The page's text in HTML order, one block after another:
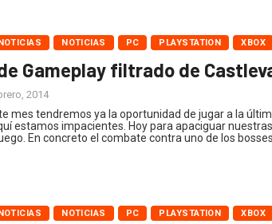
NOTICIAS NOTICIAS PC PLAYSTATION XBOX
Gameplay filtrado de
2014
mes tendremos ya la oportunidad de jugar a la
estamos impacientes. Hoy para apaciguar
En concreto el combate contra uno de los
NOTICIAS NOTICIAS PC PLAYSTATION XBOX